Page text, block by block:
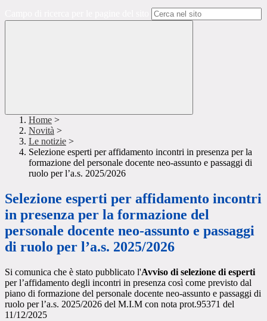
Home >
Novità >
Le notizie >
Selezione esperti per affidamento incontri in presenza per la
formazione del personale docente neo-assunto e passaggi di
ruolo per l’a.s. 2025/2026
Selezione esperti per affidamento incontri
in presenza per la formazione del
personale docente neo-assunto e passaggi
di ruolo per l’a.s. 2025/2026
Si comunica che è stato pubblicato l'Avviso di selezione di esperti
per l’affidamento degli incontri in presenza così come previsto dal
piano di formazione del personale docente neo-assunto e passaggi di
ruolo per l’a.s. 2025/2026 del M.I.M con nota prot.95371 del
11/12/2025